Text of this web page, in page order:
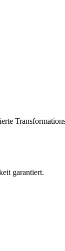
garantiert.